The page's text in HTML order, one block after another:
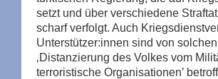
setzt und über verschiedene
scharf verfolgt. Auch
Unterstützer:innen sind von
‚Distanzierung des Volkes vom
terroristische Organisationen’